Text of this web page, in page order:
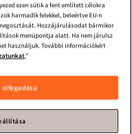
ezen sütik a fent említett célokra
harmadik felekkel, beleértve EU-n
Hozzájárulásodat bármikor
menüpontja alatt. Ha nem járulsz
használjuk. További információkért
."
elfogadása